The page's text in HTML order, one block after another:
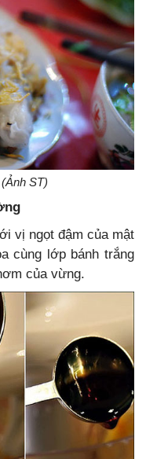
ST)
vị ngọt đậm của mật
cùng lớp bánh trắng
của vừng.